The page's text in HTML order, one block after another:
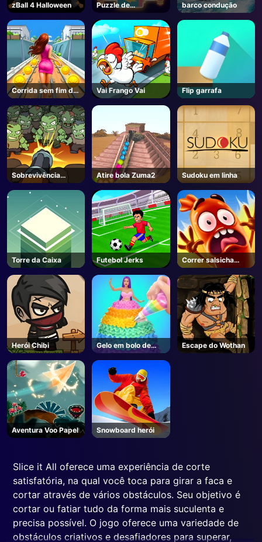
zBall 4 Halloween
Puzzle de
iluminação
barco condução
Corrida sem fim do
metrô
Vai Frango Vai Flip garrafa
Sobrevivência
Zombie
Atire bola Zuma2 Sudoku em linha
Torre da Caixa Futebol Jerks
Correr salsicha
Correr
Herói Chibi
Gelo em bolo de
boneca
Escape do Wothan
Aventura Voo Papel Snowboard herói
Slice it All oferece uma experiência de corte
satisfatória, na qual você toca para girar a faca e
cortar através de vários obstáculos. Seu objetivo é
cortar ou fatiar tudo da forma mais suculenta e
precisa possível. O jogo oferece uma variedade de
obstáculos criativos e desafiadores para superar,